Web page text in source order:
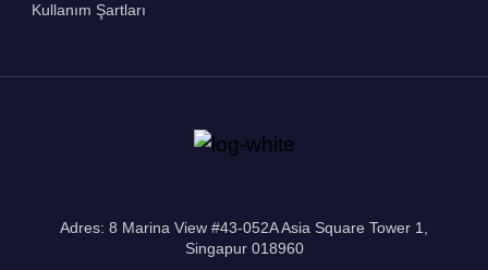
Kullanım Şartları
Adres: 8 Marina View #43-052A Asia Square Tower 1,
Singapur 018960